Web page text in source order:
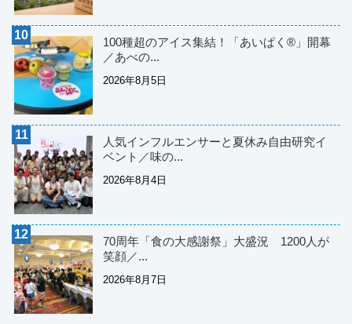
100種超のアイス集結！「あいぱく®」開幕
／あべの...
2026年8月5日
人気インフルエンサーと夏休み自由研究イ
ベント／味の...
2026年8月4日
70周年「食の大感謝祭」大盛況 1200人が
笑顔／...
2026年8月7日